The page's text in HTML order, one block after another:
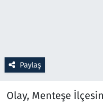
Paylaş
Olay, Menteşe
Spor
Teknoloji ve Bilim